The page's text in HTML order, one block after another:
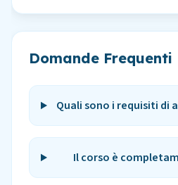
Domande Frequenti
Quali sono i requisiti di
Il corso è